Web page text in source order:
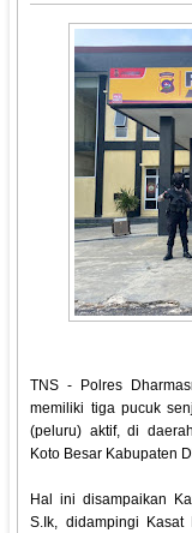
TNS - Polres
memiliki tiga pucuk
(peluru) aktif, di
Koto Besar Kabupaten
Hal ini disampaikan
S.Ik, didampingi Kasat